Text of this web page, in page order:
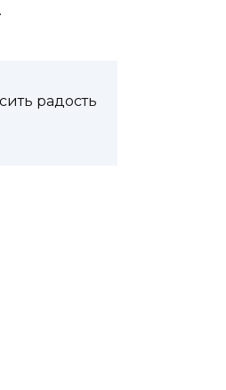
радость